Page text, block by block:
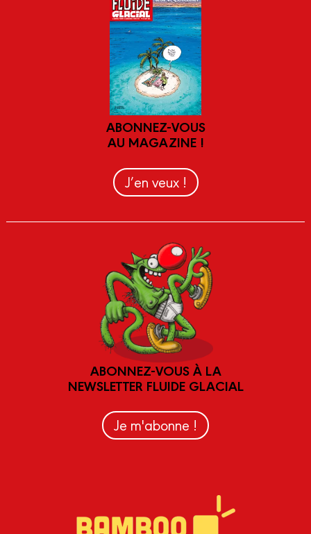
ABONNEZ-VOUS
AU MAGAZINE !
J’en veux !
ABONNEZ-VOUS À LA
NEWSLETTER FLUIDE GLACIAL
Je m'abonne !